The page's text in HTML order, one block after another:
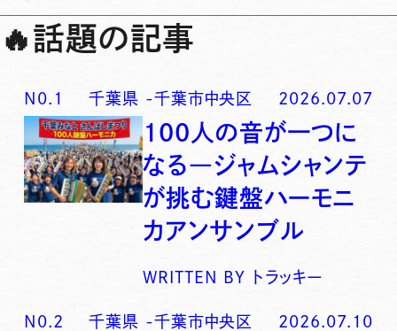
🔥話題の記事
N0. 1 千葉県 -千葉市中央区 2026.07.07
100人の音が一つに
なる―ジャムシャンテ
が挑む鍵盤ハーモニ
カアンサンブル
WRITTEN BY トラッキー
N0. 2 千葉県 -千葉市中央区 2026.07.10